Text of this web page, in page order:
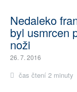
Nedaleko
byl usmrcen
noži
26. 7. 2016
čas čtení 2 minuty